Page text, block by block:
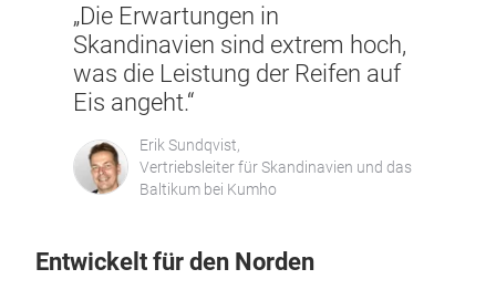
„Die Erwartungen in
Skandinavien sind extrem hoch,
was die Leistung der Reifen auf
Eis angeht.“
Erik Sundqvist,
Vertriebsleiter für Skandinavien und das
Baltikum bei Kumho
Entwickelt für den Norden